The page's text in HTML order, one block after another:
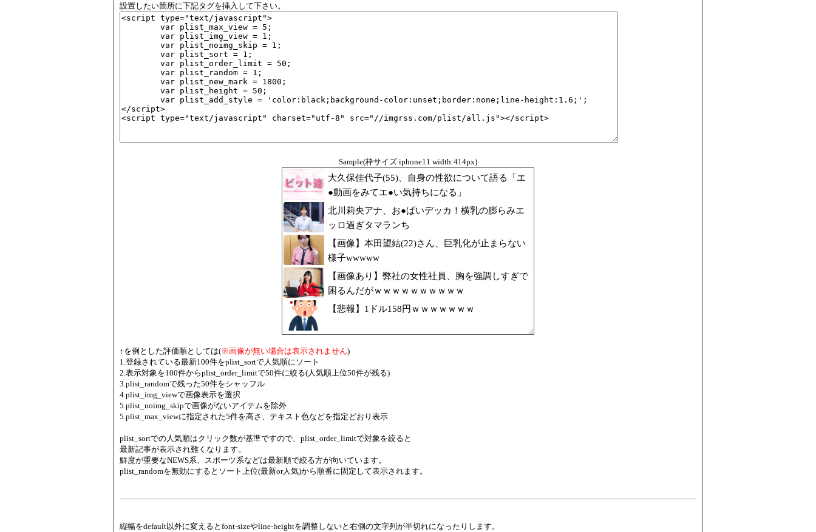
設置したい箇所に下記タグを挿入して下さい。
Sample(枠サイズ iphone11 width:414px)
大久保佳代子(55)、自身の性欲について語る「エ
●動画をみてエ●い気持ちになる」
北川莉央アナ、お●ぱいデッカ！横乳の膨らみエ
ッロ過ぎタマランち
【画像】本田望結(22)さん、巨乳化が止まらない
様子wwwww
【画像あり】弊社の女性社員、胸を強調しすぎで
困るんだがｗｗｗｗｗｗｗｗｗｗ
【悲報】1ドル158円ｗｗｗｗｗｗｗ
↑を例とした評価順としては(※画像が無い場合は表示されません)
1.登録されている最新100件をplist_sortで人気順にソート
2.表示対象を100件からplist_order_limitで50件に絞る(人気順上位50件が残る)
3.plist_randomで残った50件をシャッフル
4.plist_img_viewで画像表示を選択
5.plist_noimg_skipで画像がないアイテムを除外
5.plist_max_viewに指定された5件を高さ、テキスト色などを指定どおり表示
plist_sortでの人気順はクリック数が基準ですので、plist_order_limitで対象を絞ると
最新記事が表示され難くなります。
鮮度が重要なNEWS系、スポーツ系などは最新順で絞る方が向いています。
plist_randomを無効にするとソート上位(最新or人気)から順番に固定して表示されます。
縦幅をdefault以外に変えるとfont-sizeやline-heightを調整しないと右側の文字列が半切れになったりします。